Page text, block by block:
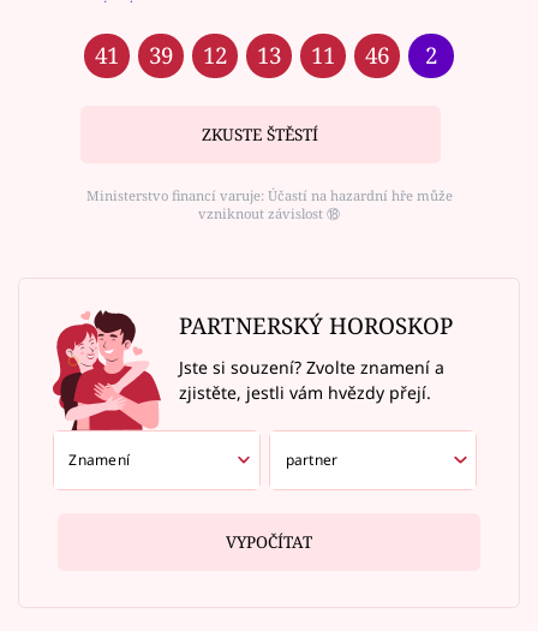
41 39 12 13 11 46 2
ZKUSTE ŠTĚSTÍ
Ministerstvo financí varuje: Účastí na hazardní hře může
vzniknout závislost ⑱
PARTNERSKÝ HOROSKOP
Jste si souzení? Zvolte znamení a
zjistěte, jestli vám hvězdy přejí.
VYPOČÍTAT